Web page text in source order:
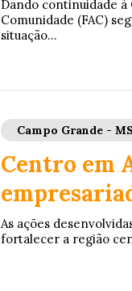
Dando continuidade à
Comunidade (FAC)
situação...
Campo Grande - MS
Centro em
As ações
fortalecer a região